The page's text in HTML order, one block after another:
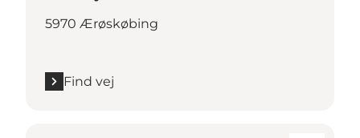
5970 Ærøskøbing
Find vej